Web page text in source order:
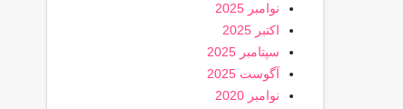
نوامبر 2025
اکتبر 2025
سپتامبر 2025
آگوست 2025
نوامبر 2020